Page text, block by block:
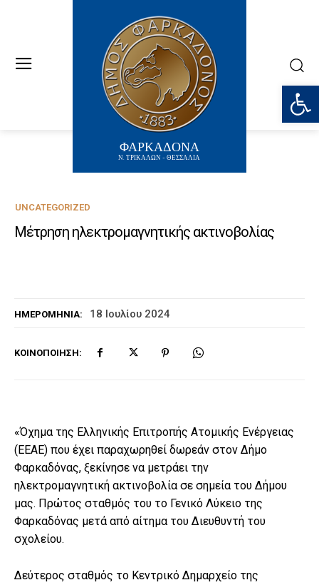
ΦΑΡΚΑΔΟΝΑ
Ν. ΤΡΙΚΑΛΩΝ - ΘΕΣΣΑΛΙΑ
ΗΜΕΡΟΜΗΝΊΑ: 18 Ιουλίου 2024
ΚΟΙΝΟΠΟΊΗΣΗ:
UNCATEGORIZED
Μέτρηση ηλεκτρομαγνητικής ακτινοβολίας
«Όχημα της Ελληνικής Επιτροπής Ατομικής Ενέργειας
(ΕΕΑΕ) που έχει παραχωρηθεί δωρεάν στον Δήμο
Φαρκαδόνας, ξεκίνησε να μετράει την
ηλεκτρομαγνητική ακτινοβολία σε σημεία του Δήμου
μας. Πρώτος σταθμός του το Γενικό Λύκειο της
Φαρκαδόνας μετά από αίτημα του Διευθυντή του
σχολείου.
Δεύτερος σταθμός το Κεντρικό Δημαρχείο της